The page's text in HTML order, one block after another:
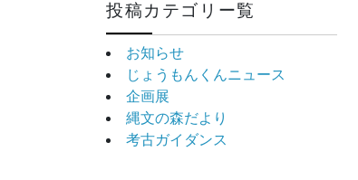
投稿カテゴリー覧
お知らせ
じょうもんくんニュース
企画展
縄文の森だより
考古ガイダンス